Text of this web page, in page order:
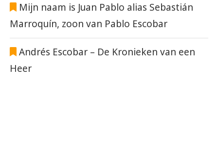
Mijn naam is Juan Pablo alias Sebastián
Marroquín, zoon van Pablo Escobar
Andrés Escobar – De Kronieken van een
Heer